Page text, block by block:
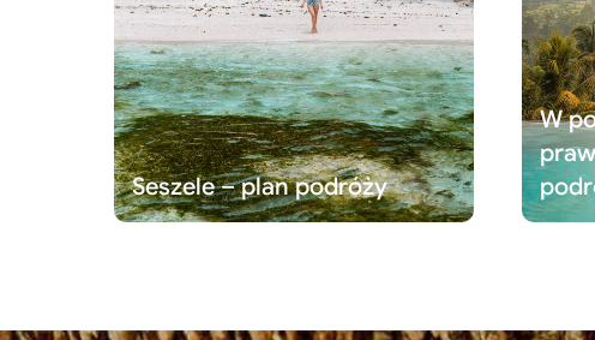
Seszele – plan podróży
W